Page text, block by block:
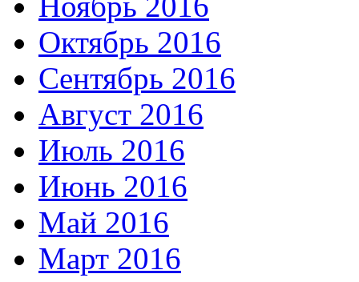
Октябрь 2016
Сентябрь 2016
Август 2016
Июль 2016
Июнь 2016
Май 2016
Март 2016